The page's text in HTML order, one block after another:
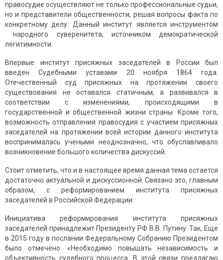
правосудие осуществляют не только профессиональные судьи,
но и представители общественности, решая вопросы факта по
конкретному делу. Данный институт является инструментом
народного суверенитета, источником демократической
легитимности.
Впервые институт присяжных заседателей в России был
введен Судебными уставами 20 ноября 1864 года.
Отечественный суд присяжных на протяжении своего
существования не оставался статичным, а развивался в
соответствии с изменениями, происходящими в
государственной и общественной жизни страны. Кроме того,
возможность отправления правосудия с участием присяжных
заседателей на протяжении всей истории данного института
воспринималась учеными неоднозначно, что обуславливало
возникновение большого количества дискуссий.
Стоит отметить, что и в настоящее время данная тема остается
достаточно актуальной и дискуссионной. Связано это, главным
образом, с реформированием института присяжных
заседателей в Российской Федерации.
Инициатива реформирования института присяжных
заседателей принадлежит Президенту РФ В.В. Путину. Так, Еще
в 2015 году в послании Федеральному Собранию Президентом
было отмечено: «Необходимо повышать независимость и
объективность судебного процесса. В этой связи предлагаю